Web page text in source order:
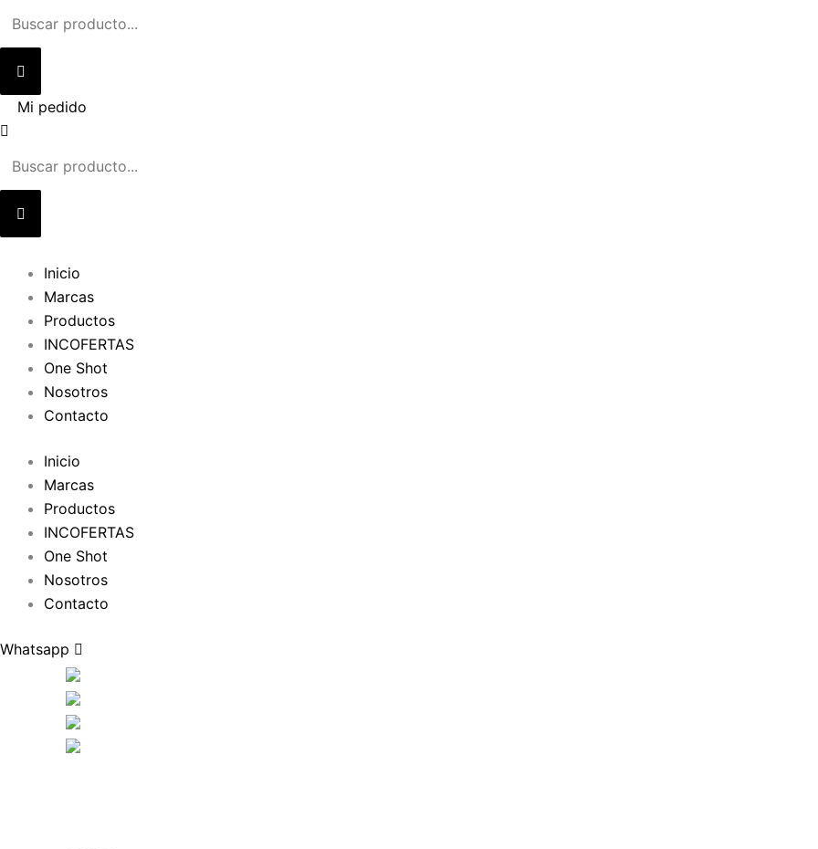
Mi pedido
Inicio
Marcas
Productos
INCOFERTAS
One Shot
Nosotros
Contacto
Inicio
Marcas
Productos
INCOFERTAS
One Shot
Nosotros
Contacto
Whatsapp